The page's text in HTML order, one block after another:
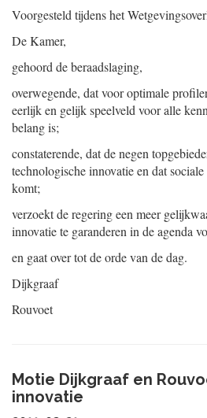
Voorgesteld tijdens het
De Kamer,
gehoord de beraadslaging,
overwegende, dat voor optimale
eerlijk en gelijk speelveld voor alle
belang is;
constaterende, dat de negen
technologische innovatie en dat
komt;
verzoekt de regering een meer
innovatie te garanderen in de agenda
en gaat over tot de orde van de dag.
Dijkgraaf
Rouvoet
Motie Dijkgraaf en
innovatie